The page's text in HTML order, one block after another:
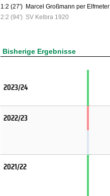
1:2 (27') Marcel Großmann per
2:2 (94') SV Kelbra 1920
Bisherige Ergebnisse
2023/24
2022/23
2021/22